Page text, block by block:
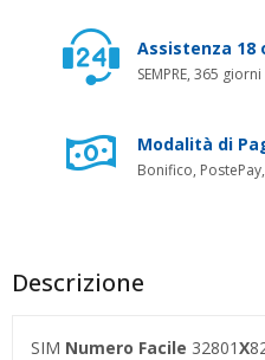
Assistenza 18
SEMPRE, 365 giorni
Modalità di
Bonifico,
Descrizione
SIM Numero Facile 32801X